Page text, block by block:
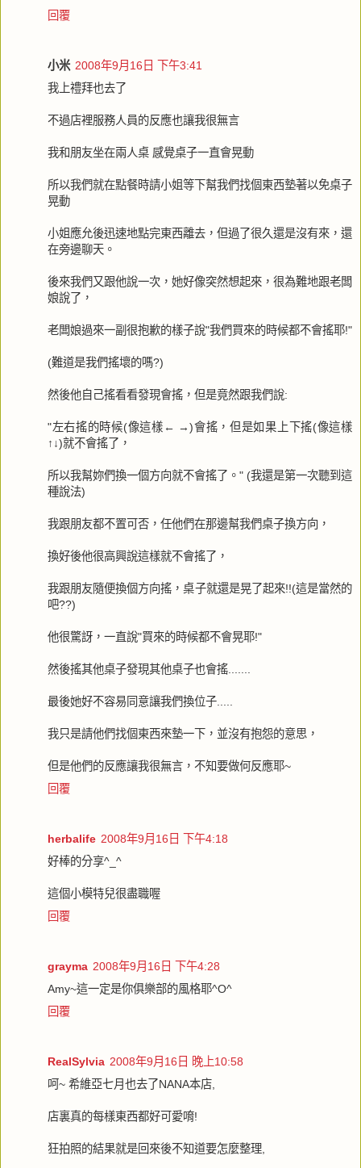
回覆
小米 2008年9月16日 下午3:41
我上禮拜也去了
不過店裡服務人員的反應也讓我很無言
我和朋友坐在兩人桌 感覺桌子一直會晃動
所以我們就在點餐時請小姐等下幫我們找個東西墊著以免桌子
晃動
小姐應允後迅速地點完東西離去，但過了很久還是沒有來，還
在旁邊聊天。
後來我們又跟他說一次，她好像突然想起來，很為難地跟老闆
娘說了，
老闆娘過來一副很抱歉的樣子說"我們買來的時候都不會搖耶!"
(難道是我們搖壞的嗎?)
然後他自己搖看看發現會搖，但是竟然跟我們說:
"左右搖的時候(像這樣← →)會搖，但是如果上下搖(像這樣
↑↓)就不會搖了，
所以我幫妳們換一個方向就不會搖了。" (我還是第一次聽到這
種說法)
我跟朋友都不置可否，任他們在那邊幫我們桌子換方向，
換好後他很高興說這樣就不會搖了，
我跟朋友隨便換個方向搖，桌子就還是晃了起來!!(這是當然的
吧??)
他很驚訝，一直說"買來的時候都不會晃耶!"
然後搖其他桌子發現其他桌子也會搖.......
最後她好不容易同意讓我們換位子.....
我只是請他們找個東西來墊一下，並沒有抱怨的意思，
但是他們的反應讓我很無言，不知要做何反應耶~
回覆
herbalife 2008年9月16日 下午4:18
好棒的分享^_^
這個小模特兒很盡職喔
回覆
grayma 2008年9月16日 下午4:28
Amy~這一定是你俱樂部的風格耶^O^
回覆
RealSylvia 2008年9月16日 晚上10:58
呵~ 希維亞七月也去了NANA本店,
店裏真的每樣東西都好可愛唷!
狂拍照的結果就是回來後不知道要怎麼整理,